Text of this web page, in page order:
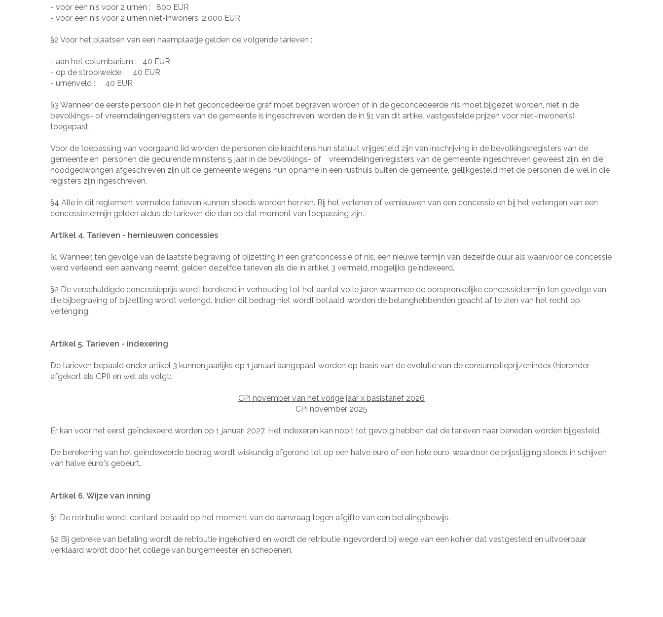
- voor een nis voor 2 urnen :
800 EUR
- voor een nis voor 2 urnen niet-inwoners: 2.000 EUR
§2 Voor het plaatsen van een naamplaatje gelden de volgende tarieven :
- aan het columbarium :
40 EUR
- op de strooiweide :
40 EUR
- urnenveld :
40 EUR
§3 Wanneer de eerste persoon die in het geconcedeerde graf moet begraven worden of in de geconcedeerde nis moet bijgezet worden, niet in de
bevolkings- of vreemdelingenregisters van de gemeente is ingeschreven, worden de in §1 van dit artikel vastgestelde prijzen voor niet-inwoner(s)
toegepast.
Voor de toepassing van voorgaand lid worden de personen die krachtens hun statuut vrijgesteld zijn van inschrijving in de bevolkingsregisters van de
gemeente en personen die gedurende minstens 5 jaar in de bevolkings- of
vreemdelingenregisters van de gemeente ingeschreven geweest zijn, en die
noodgedwongen afgeschreven zijn uit de gemeente wegens hun opname in een rusthuis buiten de gemeente, gelijkgesteld met de personen die wel in die
registers zijn ingeschreven.
§4 Alle in dit reglement vermelde tarieven kunnen steeds worden herzien. Bij het verlenen of vernieuwen van een concessie en bij het verlengen van een
concessietermijn gelden aldus de tarieven die dan op dat moment van toepassing zijn.
Artikel 4. Tarieven - hernieuwen concessies
§1 Wanneer, ten gevolge van de laatste begraving of bijzetting in een grafconcessie of nis, een nieuwe termijn van dezelfde duur als waarvoor de concessie
werd verleend, een aanvang neemt, gelden dezelfde tarieven als die in artikel 3 vermeld, mogelijks geïndexeerd.
§2 De verschuldigde concessieprijs wordt berekend in verhouding tot het aantal volle jaren waarmee de oorspronkelijke concessietermijn ten gevolge van
die bijbegraving of bijzetting wordt verlengd. Indien dit bedrag niet wordt betaald, worden de belanghebbenden geacht af te zien van het recht op
verlenging.
Artikel 5. Tarieven - indexering
De tarieven bepaald onder artikel 3 kunnen jaarlijks op 1 januari aangepast worden op basis van de evolutie van de consumptieprijzenindex (hieronder
afgekort als CPI) en wel als volgt:
CPI november van het vorige jaar x basistarief 2026
CPI november 2025
Er kan voor het eerst geïndexeerd worden op 1 januari 2027. Het indexeren kan nooit tot gevolg hebben dat de tarieven naar beneden worden bijgesteld.
De berekening van het geïndexeerde bedrag wordt wiskundig afgerond tot op een halve euro of een hele euro, waardoor de prijsstijging steeds in schijven
van halve euro's gebeurt.
Artikel 6. Wijze van inning
§1 De retributie wordt contant betaald op het moment van de aanvraag tegen afgifte van een betalingsbewijs.
§2 Bij gebreke van betaling wordt de retributie ingekohierd en wordt de retributie ingevorderd bij wege van een kohier dat vastgesteld en uitvoerbaar
verklaard wordt door het college van burgemeester en schepenen.